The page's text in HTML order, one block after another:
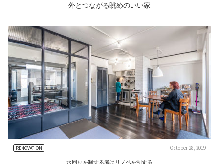
外とつながる眺めのいい家
RENOVATION October 28, 2019
水回りを制する者はリノベを制する